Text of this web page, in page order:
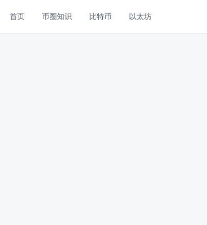
首页 币圈知识 比特币 以太坊